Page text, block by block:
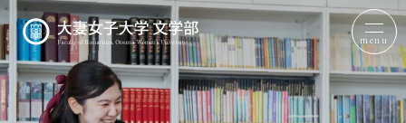
menu
文学部について